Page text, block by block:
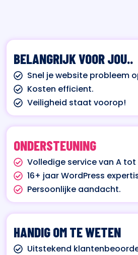
BELANGRIJK VOOR JOU..
Snel je website probleem
Kosten efficient.
Veiligheid staat voorop!
ONDERSTEUNING
Volledige service van A tot
16+ jaar WordPress
Persoonlijke aandacht.
HANDIG OM TE WETEN
Uitstekend